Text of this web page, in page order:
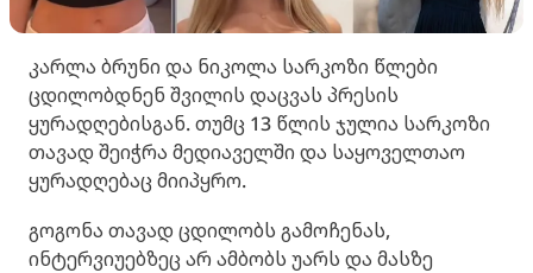
კარლა ბრუნი და ნიკოლა სარკოზი წლები
ცდილობდნენ შვილის დაცვას პრესის
ყურადღებისგან. თუმც 13 წლის ჯულია სარკოზი
თავად შეიჭრა მედიაველში და საყოველთაო
ყურადღებაც მიიპყრო.
გოგონა თავად ცდილობს გამოჩენას,
ინტერვიუებზეც არ ამბობს უარს და მასზე